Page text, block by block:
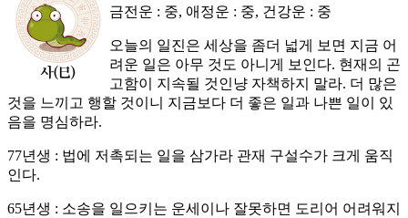
금전운 : 중, 애정운 : 중, 건강운 : 중
오늘의 일진은 세상을 좀더 넓게 보면 지금 어
려운 일은 아무 것도 아니게 보인다. 현재의 곤
고함이 지속될 것인냥 자책하지 말라. 더 많은
것을 느끼고 행할 것이니 지금보다 더 좋은 일과 나쁜 일이 있
음을 명심하라.
77년생 : 법에 저촉되는 일을 삼가라 관재 구설수가 크게 움직
인다.
65년생 : 소송을 일으키는 운세이나 잘못하면 도리어 어려워지